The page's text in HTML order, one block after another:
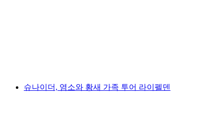
슈나이더, 염소와 황새 가족 투어 라이펠덴